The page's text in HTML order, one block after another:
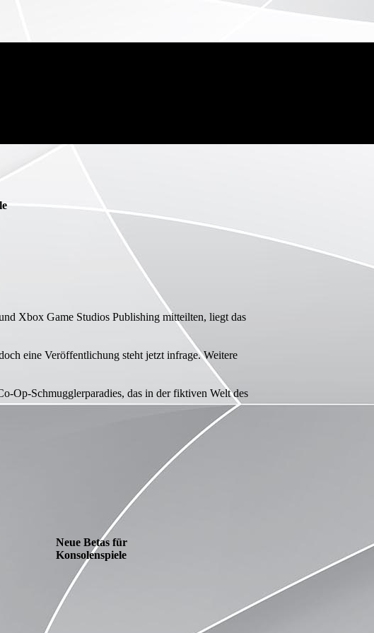
Xbox Game Studios Publishing mitteilten, liegt das
eine Veröffentlichung steht jetzt infrage. Weitere
Op-Schmugglerparadies, das in der fiktiven Welt des
Neue Betas für
Konsolenspiele